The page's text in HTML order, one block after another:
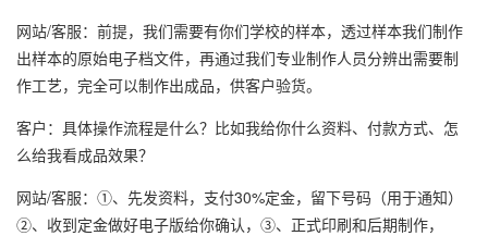
网站/客服：前提，我们需要有你们学校的样本，透过样本我们制作
出样本的原始电子档文件，再通过我们专业制作人员分辨出需要制
作工艺，完全可以制作出成品，供客户验货。
客户：具体操作流程是什么？比如我给你什么资料、付款方式、怎
么给我看成品效果？
网站/客服：①、先发资料，支付30%定金，留下号码（用于通知）
②、收到定金做好电子版给你确认，③、正式印刷和后期制作，